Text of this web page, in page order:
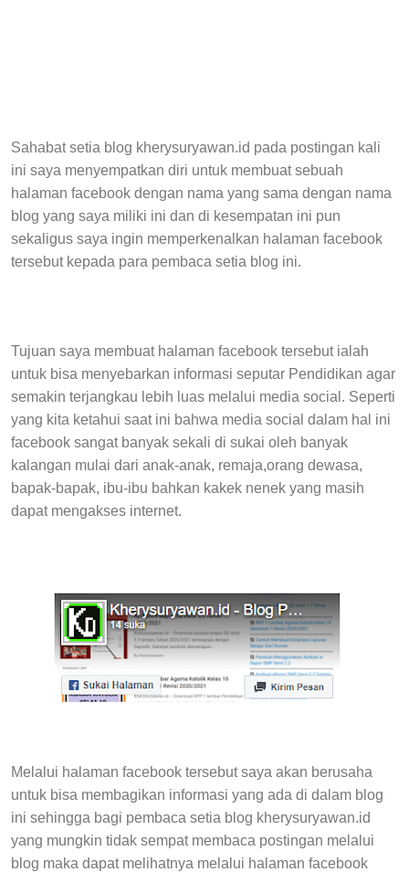
Sahabat setia blog kherysuryawan.id pada postingan kali
ini saya menyempatkan diri untuk membuat sebuah
halaman facebook dengan nama yang sama dengan nama
blog yang saya miliki ini dan di kesempatan ini pun
sekaligus saya ingin memperkenalkan halaman facebook
tersebut kepada para pembaca setia blog ini.
Tujuan saya membuat halaman facebook tersebut ialah
untuk bisa menyebarkan informasi seputar Pendidikan agar
semakin terjangkau lebih luas melalui media social. Seperti
yang kita ketahui saat ini bahwa media social dalam hal ini
facebook sangat banyak sekali di sukai oleh banyak
kalangan mulai dari anak-anak, remaja,orang dewasa,
bapak-bapak, ibu-ibu bahkan kakek nenek yang masih
dapat mengakses internet.
Melalui halaman facebook tersebut saya akan berusaha
untuk bisa membagikan informasi yang ada di dalam blog
ini sehingga bagi pembaca setia blog kherysuryawan.id
yang mungkin tidak sempat membaca postingan melalui
blog maka dapat melihatnya melalui halaman facebook